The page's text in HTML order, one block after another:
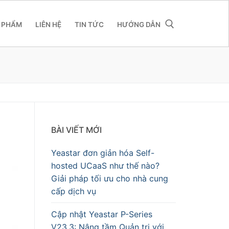
LIÊN HỆ TIN TỨC HƯỚNG DẪN
BÀI VIẾT MỚI
Yeastar đơn giản hóa Self-
hosted UCaaS như thế nào?
Giải pháp tối ưu cho nhà cung
cấp dịch vụ
Cập nhật Yeastar P-Series